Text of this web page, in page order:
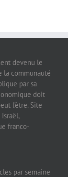
devenu le
la communauté
par sa
doit
l’être. Site
franco-
par semaine